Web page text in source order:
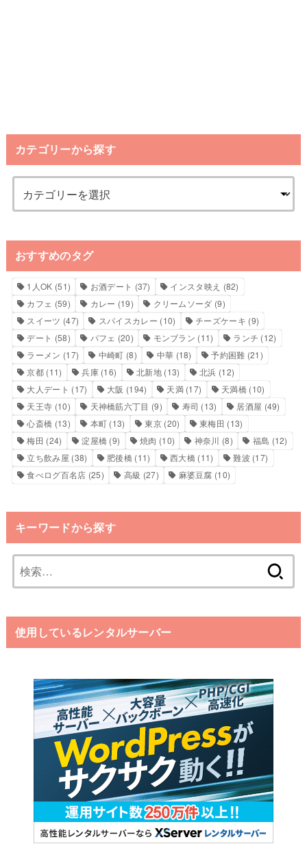
カテゴリーから探す
おすすめのタグ
1人OK (51) お酒デート (37) インスタ映え (82)
カフェ (59) カレー (19) クリームソーダ (9)
スイーツ (47) スパイスカレー (10) チーズケーキ (9)
デート (58) パフェ (20) モンブラン (11) ランチ (12)
ラーメン (17) 中崎町 (8) 中華 (18) 予約困難 (21)
京都 (11) 兵庫(16) 北新地(13) 北浜 (12)
大人デート (17) 大阪 (194) 天満(17) 天満橋(10)
天王寺 (10) 天神橋筋六丁目 (9) 寿司 (13) 居酒屋 (49)
心斎橋 (13) 本町 (13) 東京(20) 東梅田 (13)
梅田 (24) 淀屋橋 (9) 焼肉 (10) 神奈川 (8) 福島 (12)
立ち飲み屋 (38) 肥後橋 (11) 西大橋 (11) 難波 (17)
食べログ百名店 (25) 高級 (27) 麻婆豆腐 (10)
キーワードから探す
索:
使用しているレンタルサーバー